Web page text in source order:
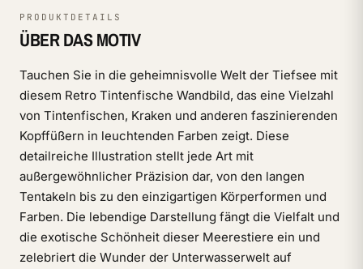
PRODUKTDETAILS
ÜBER DAS MOTIV
Tauchen Sie in die geheimnisvolle Welt der Tiefsee mit
diesem Retro Tintenfische Wandbild, das eine Vielzahl
von Tintenfischen, Kraken und anderen faszinierenden
Kopffüßern in leuchtenden Farben zeigt. Diese
detailreiche Illustration stellt jede Art mit
außergewöhnlicher Präzision dar, von den langen
Tentakeln bis zu den einzigartigen Körperformen und
Farben. Die lebendige Darstellung fängt die Vielfalt und
die exotische Schönheit dieser Meerestiere ein und
zelebriert die Wunder der Unterwasserwelt auf